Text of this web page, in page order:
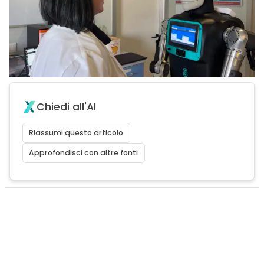
Chiedi all'AI
Riassumi questo articolo
Approfondisci con altre fonti